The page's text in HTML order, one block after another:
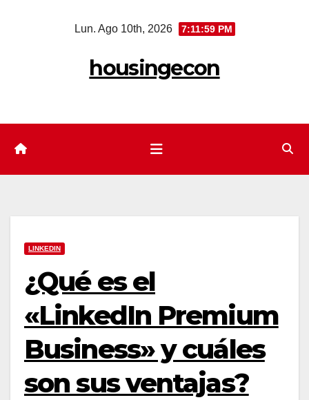
Lun. Ago 10th, 2026 7:12:00 PM
housingecon
LINKEDIN
¿Qué es el
«LinkedIn Premium
Business» y cuáles
son sus ventajas?